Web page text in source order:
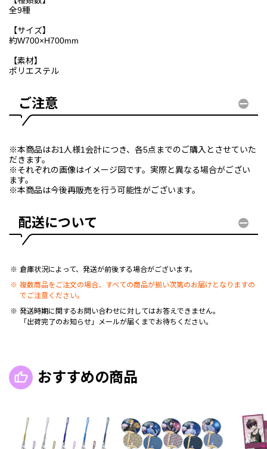
全9種
【サイズ】
約W700×H700mm
【素材】
ポリエステル
ご注意
※本商品はお1人様1会計につき、各5点までのご購入とさせていた
だきます。
※それぞれの画像はイメージ図です。実際と異なる場合がござい
ます。
※本商品は今後再販売を行う可能性がございます。
配送について
倉庫状況によって、発送が前後する場合がございます。
複数商品をご注文の場合、すべての商品が揃い次第のお届けとなりますの
でご注意ください。
発送時期に関するお問い合わせに対してはお答えできません。
「出荷完了のお知らせ」メールが届くまでお待ちください。
おすすめの商品